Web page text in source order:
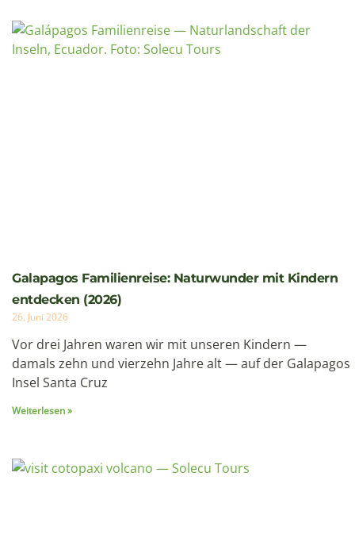
Galapagos Familienreise: Naturwunder mit Kindern
entdecken (2026)
26. Juni 2026
Vor drei Jahren waren wir mit unseren Kindern —
damals zehn und vierzehn Jahre alt — auf der Galapagos
Insel Santa Cruz
Weiterlesen »